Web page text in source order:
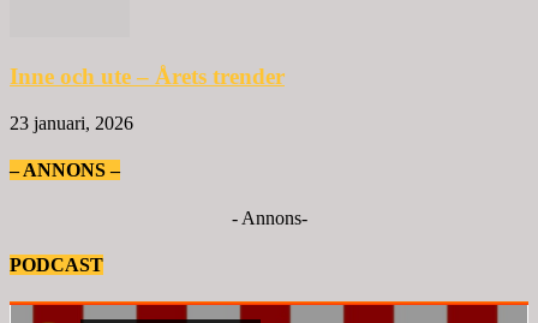
Inne och ute – Årets trender
23 januari, 2026
– ANNONS –
- Annons-
PODCAST